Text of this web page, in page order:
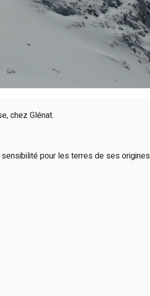
chez Glénat.
sensibilité pour les terres de ses